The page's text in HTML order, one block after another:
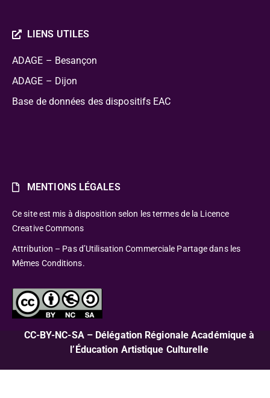
LIENS UTILES
ADAGE – Besançon
ADAGE – Dijon
Base de données des dispositifs EAC
MENTIONS LÉGALES
Ce site est mis à disposition selon les termes de la Licence
Creative Commons
Attribution – Pas d’Utilisation Commerciale Partage dans les
Mêmes Conditions.
CC-BY-NC-SA – Délégation Régionale Académique à
l’Éducation Artistique Culturelle